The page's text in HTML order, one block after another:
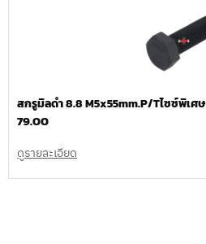
สกรูมิลดำ 8.8 M5x55mm.P/Tไซซ์พิเศษ
79.00
ดูรายละเอียด